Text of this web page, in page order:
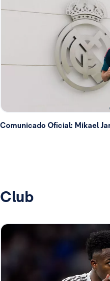
Comunicado Oficial: Mikael
Club